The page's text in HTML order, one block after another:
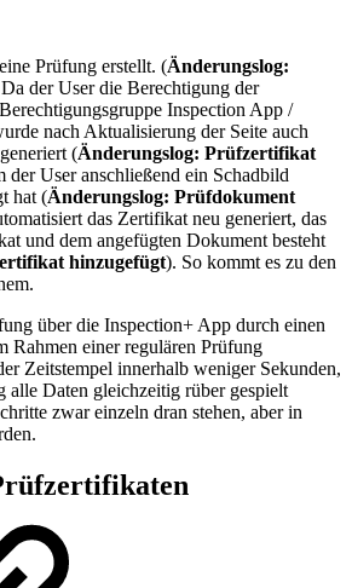
Prüfung erstellt. (Änderungslog:
der User die Berechtigung der
Inspection App /
nach Aktualisierung der Seite auch
(Änderungslog: Prüfzertifikat
der User anschließend ein Schadbild
hat (Änderungslog: Prüfdokument
das Zertifikat neu generiert, das
und dem angefügten Dokument besteht
hinzugefügt). So kommt es zu den
über die Inspection+ App durch einen
Rahmen einer regulären Prüfung
Zeitstempel innerhalb weniger Sekunden,
alle Daten gleichzeitig rüber gespielt
zwar einzeln dran stehen, aber in